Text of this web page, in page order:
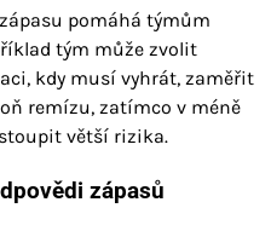
pomáhá týmům
tým může zvolit
kdy musí vyhrát, zaměřit
remízu, zatímco v méně
větší rizika.
zápasů